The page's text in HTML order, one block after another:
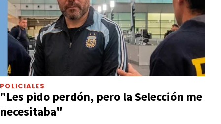
POLICIALES
"Les pido perdón, pero la Selección me
necesitaba"